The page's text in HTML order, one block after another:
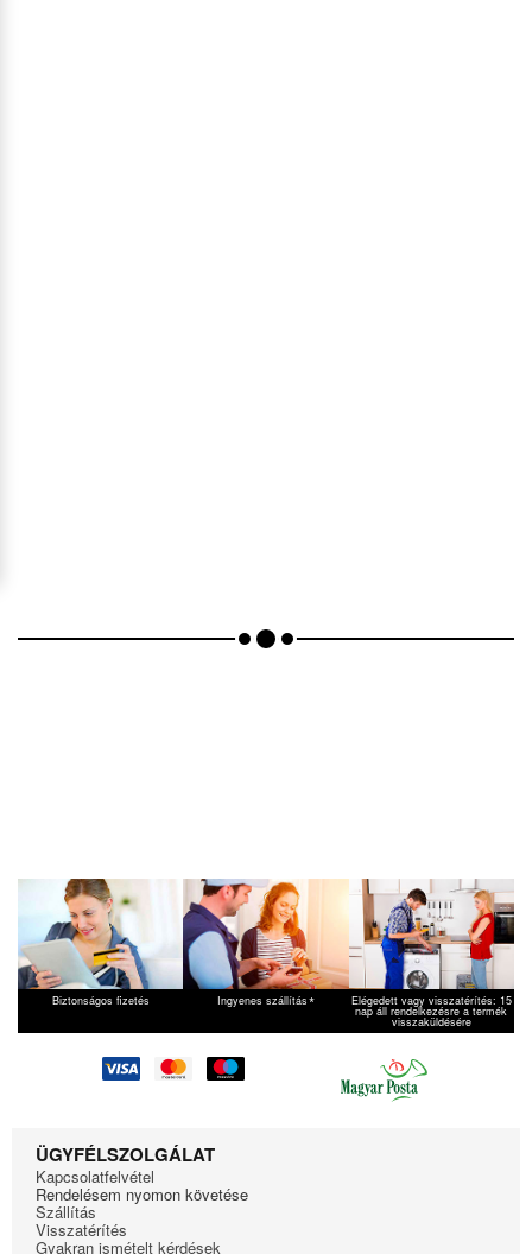
Biztonságos fizetés Ingyenes szállítás* Elégedett vagy visszatérítés: 15
nap áll rendelkezésre a termék
visszaküldésére
ÜGYFÉLSZOLGÁLAT
Kapcsolatfelvétel
Rendelésem nyomon követése
Szállítás
Visszatérítés
Gyakran ismételt kérdések